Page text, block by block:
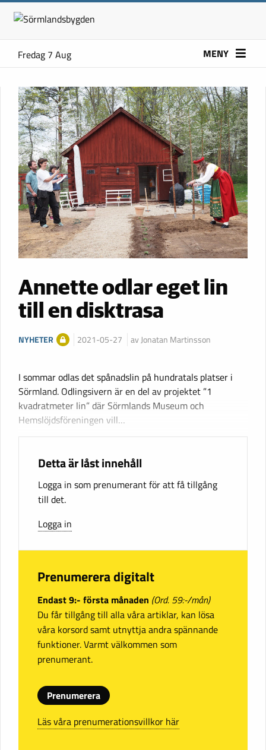
Fredag 7 Aug MENY
Annette odlar eget lin
till en disktrasa
NYHETER 2021-05-27 av Jonatan Martinsson
I sommar odlas det spånadslin på hundratals platser i
Sörmland. Odlingsivern är en del av projektet ”1
kvadratmeter lin” där Sörmlands Museum och
Hemslöjdsföreningen vill…
Detta är låst innehåll
Logga in som prenumerant för att få tillgång
till det.
Logga in
Prenumerera digitalt
Endast 9:- första månaden (Ord. 59:-/mån)
Du får tillgång till alla våra artiklar, kan lösa
våra korsord samt utnyttja andra spännande
funktioner. Varmt välkommen som
prenumerant.
Prenumerera
Läs våra prenumerationsvillkor här